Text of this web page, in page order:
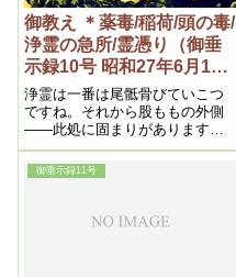
御教え ＊薬毒/稲荷/頭の毒/
浄霊の急所/霊憑り（御垂
示録10号 昭和27年6月1日
②）
浄霊は一番は尾骶骨びていこつ
ですね。それから股ももの外側
――此処に固まりがあります。
それでいいです。本元ほんもと
は、足は凡て尾骶骨にあるんだ
から、此処を浄霊する事です。
が悪いのは股の外側ですね。此
御垂示録11号